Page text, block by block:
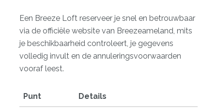
Een Breeze Loft reserveer je snel en betrouwbaar
via de officiële website van Breezeameland, mits
je beschikbaarheid controleert, je gegevens
volledig invult en de annuleringsvoorwaarden
vooraf leest.
Punt Details